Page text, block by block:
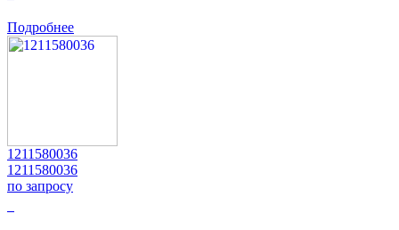
Подробнее
1211580036
1211580036
по запросу